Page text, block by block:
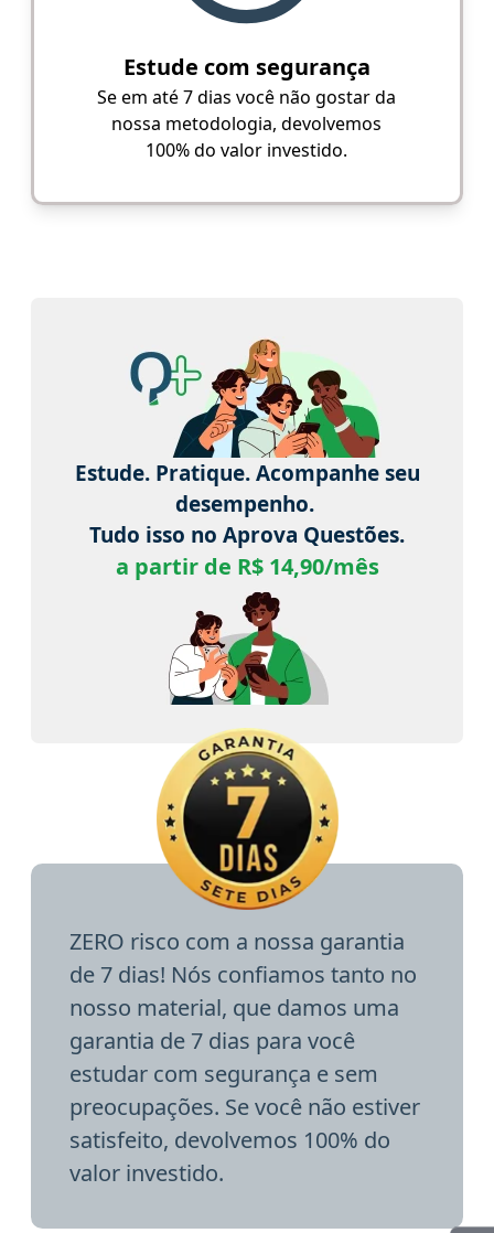
Estude com segurança
Se em até 7 dias você não gostar da
nossa metodologia, devolvemos
100% do valor investido.
Estude. Pratique. Acompanhe seu
desempenho.
Tudo isso no Aprova Questões.
a partir de R$ 14,90/mês
ZERO risco com a nossa garantia
de 7 dias! Nós confiamos tanto no
nosso material, que damos uma
garantia de 7 dias para você
estudar com segurança e sem
preocupações. Se você não estiver
satisfeito, devolvemos 100% do
valor investido.